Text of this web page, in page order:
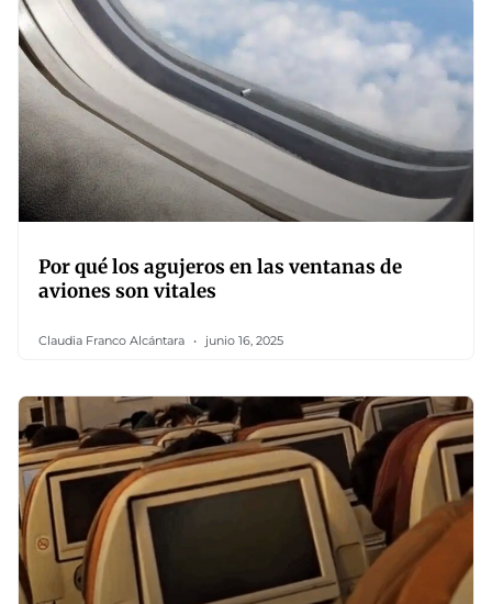
Por qué los agujeros en las ventanas de
aviones son vitales
Claudia Franco Alcántara junio 16, 2025